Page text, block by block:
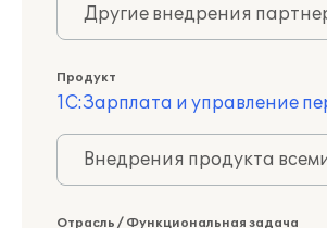
Другие внедрения
Продукт
1С:Зарплата и управление
Внедрения продукта
Отрасль / Функциональная задача